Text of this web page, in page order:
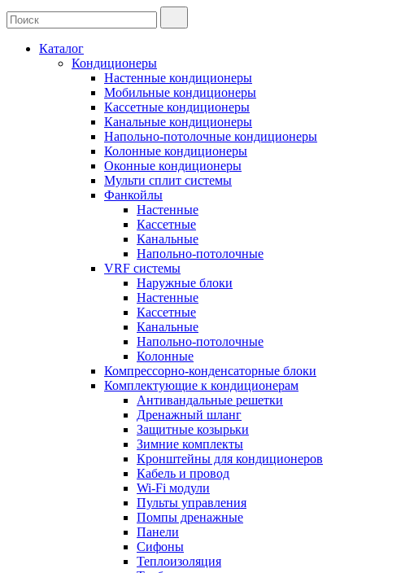
Каталог
Кондиционеры
Настенные кондиционеры
Мобильные кондиционеры
Кассетные кондиционеры
Канальные кондиционеры
Напольно-потолочные кондиционеры
Колонные кондиционеры
Оконные кондиционеры
Мульти сплит системы
Фанкойлы
Настенные
Кассетные
Канальные
Напольно-потолочные
VRF системы
Наружные блоки
Настенные
Кассетные
Канальные
Напольно-потолочные
Колонные
Компрессорно-конденсаторные блоки
Комплектующие к кондиционерам
Антивандальные решетки
Дренажный шланг
Защитные козырьки
Зимние комплекты
Кронштейны для кондиционеров
Кабель и провод
Wi-Fi модули
Пульты управления
Помпы дренажные
Панели
Сифоны
Теплоизоляция